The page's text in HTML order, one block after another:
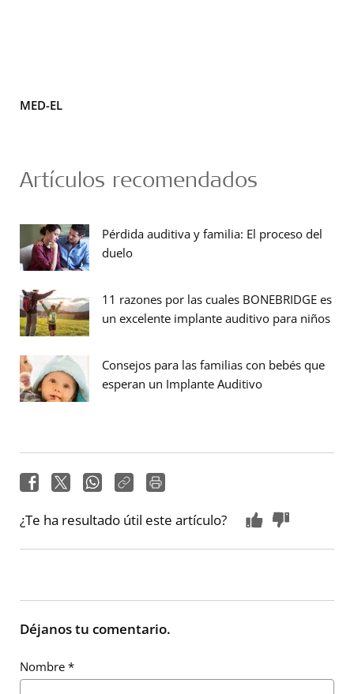
MED-EL
Artículos recomendados
Pérdida auditiva y familia: El proceso del
duelo
11 razones por las cuales BONEBRIDGE es
un excelente implante auditivo para niños
Consejos para las familias con bebés que
esperan un Implante Auditivo
¿Te ha resultado útil este artículo?
Déjanos tu comentario.
Nombre *